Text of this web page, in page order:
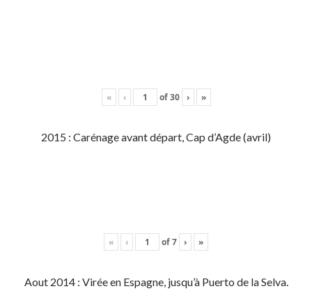
« ‹ of30 › »
2015 : Carénage avant départ, Cap d’Agde (avril)
« ‹ of7 › »
Aout 2014 : Virée en Espagne, jusqu’à Puerto de la Selva.